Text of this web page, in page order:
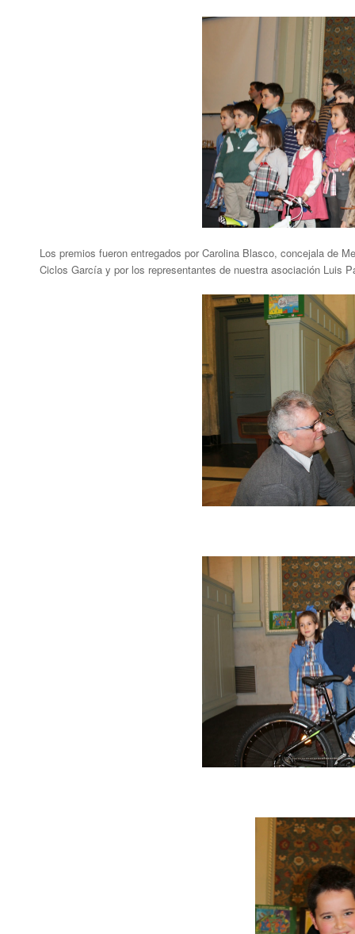
Los premios fueron entregados por Carolina Blasco, concejala de
Ciclos García y por los representantes de nuestra asociación Luis